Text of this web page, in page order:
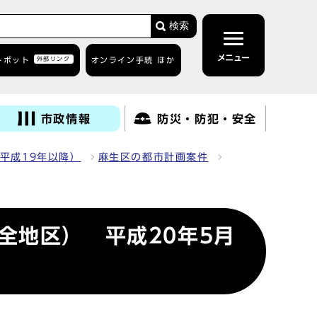
検索
ボット 外部リンク オンライン手続 ほか メニュー
市政情報 防災・防犯・安全
成19年以降） 麻生区の都市計画案件
全地区） 平成20年5月